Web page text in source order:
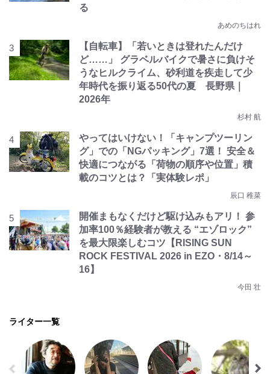
る
あめのちはれ
【自転車】「若いときは登れたんだけ
ど……」 グラベルバイクで暑さに負けそ
うなヒルクライム、砂利道を疾走して少
年時代を振り返る50代の夏 長野県｜
2026年
杉村 航
やってはいけない！「キャンプツーリン
グ」での「NGパッキング」7選！ 安全＆
快適につながる「荷物の順序や位置」積
載のコツとは？「実体験レポ」
辰口 稚菜
開催まもなくだけど駆け込みもアリ！ 参
加率100％経験者が教える “エゾロック”
を最大限楽しむコツ【RISING SUN
ROCK FESTIVAL 2026 in EZO・8/14～
16】
今田 壮
ライター一覧